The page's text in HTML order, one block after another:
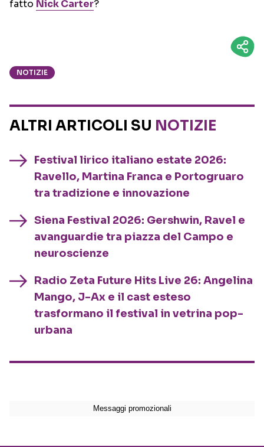
fatto Nick Carter?
NOTIZIE
ALTRI ARTICOLI SU NOTIZIE
Festival lirico italiano estate 2026:
Ravello, Martina Franca e Portogruaro
tra tradizione e innovazione
Siena Festival 2026: Gershwin, Ravel e
avanguardie tra piazza del Campo e
neuroscienze
Radio Zeta Future Hits Live 26: Angelina
Mango, J-Ax e il cast esteso
trasformano il festival in vetrina pop-
urbana